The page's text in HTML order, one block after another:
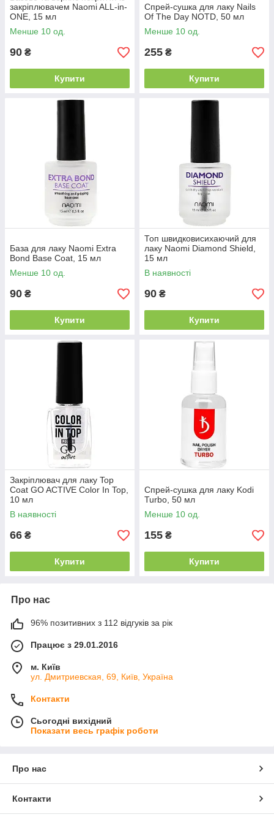
закріплювачем Naomi ALL-in-
ONE, 15 мл
Менше 10 од.
90 ₴
Купити
Спрей-сушка для лаку Nails
Of The Day NOTD, 50 мл
Менше 10 од.
255 ₴
Купити
База для лаку Naomi Extra
Bond Base Coat, 15 мл
Менше 10 од.
90 ₴
Купити
Топ швидковисихаючий для
лаку Naomi Diamond Shield,
15 мл
В наявності
90 ₴
Купити
Закріплювач для лаку Top
Coat GO ACTIVE Color In Top,
10 мл
В наявності
66 ₴
Купити
Спрей-сушка для лаку Kodi
Turbo, 50 мл
Менше 10 од.
155 ₴
Купити
Про нас
96% позитивних з 112 відгуків за рік
Працює з 29.01.2016
м. Київ
ул. Дмитриевская, 69, Київ, Україна
Контакти
Сьогодні вихідний
Показати весь графік роботи
Про нас
Контакти